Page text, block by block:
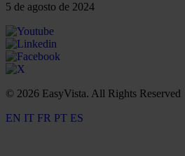
5 de agosto de 2024
© 2026 EasyVista. All Rights Reserved
EN IT FR PT ES